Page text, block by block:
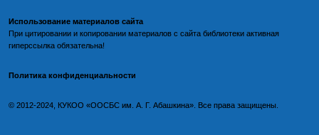
Использование материалов сайта
При цитировании и копировании материалов с сайта библиотеки активная
гиперссылка обязательна!
Политика конфиденциальности
©️ 2012-2024, КУКОО «ООСБС им. А. Г. Абашкина». Все права защищены.